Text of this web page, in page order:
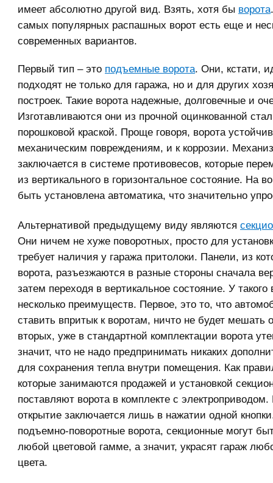
имеет абсолютно другой вид. Взять, хотя бы ворота
самых популярных распашных ворот есть еще и
современных вариантов.
Первый тип – это подъемные ворота. Они, кстати,
подходят не только для гаража, но и для других
построек. Такие ворота надежные, долговечные и
Изготавливаются они из прочной оцинкованной
порошковой краской. Проще говоря, ворота
механическим повреждениям, и к коррозии.
заключается в системе противовесов, которые
из вертикального в горизонтальное состояние. На
быть установлена автоматика, что значительно
Альтернативой предыдущему виду являются
Они ничем не хуже поворотных, просто для
требует наличия у гаража притолоки. Панели, из
ворота, разъезжаются в разные стороны сначала
затем переходя в вертикальное состояние. У такого
несколько преимуществ. Первое, это то, что
ставить впритык к воротам, ничто не будет мешать
вторых, уже в стандартной комплектации ворота
значит, что не надо предпринимать никаких
для сохранения тепла внутри помещения. Как
которые занимаются продажей и установкой
поставляют ворота в комплекте с
открытие заключается лишь в нажатии одной
подъемно-поворотные ворота, секционные могут
любой цветовой гамме, а значит, украсят гараж
цвета.